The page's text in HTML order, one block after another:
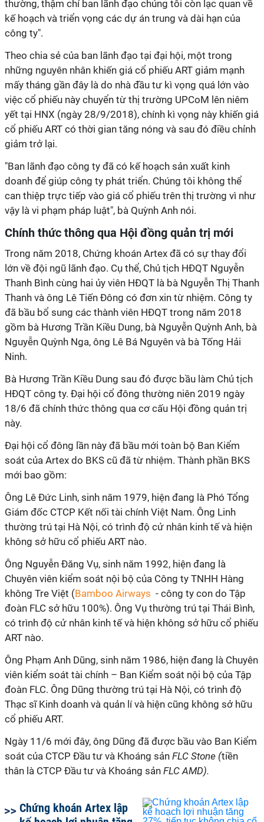
thường, thậm chí ban lãnh đạo chúng tôi còn lạc quan về
kế hoạch và triển vọng các dự án trung và dài hạn của
công ty".
Theo chia sẻ của ban lãnh đạo tại đại hội, một trong
những nguyên nhân khiến giá cổ phiếu ART giảm mạnh
mấy tháng gần đây là do nhà đầu tư kì vọng quá lớn vào
việc cổ phiếu này chuyển từ thị trường UPCoM lên niêm
yết tại HNX (ngày 28/9/2018), chính kì vọng này khiến giá
cổ phiếu ART có thời gian tăng nóng và sau đó điều chỉnh
giảm trở lại.
"Ban lãnh đạo công ty đã có kế hoạch sản xuất kinh
doanh để giúp công ty phát triển. Chúng tôi không thể
can thiệp trực tiếp vào giá cổ phiếu trên thị trường vì như
vậy là vi phạm pháp luật", bà Quỳnh Anh nói.
Chính thức thông qua Hội đồng quản trị mới
Trong năm 2018, Chứng khoán Artex đã có sự thay đổi
lớn về đội ngũ lãnh đạo. Cụ thể, Chủ tịch HĐQT Nguyễn
Thanh Bình cùng hai ủy viên HĐQT là bà Nguyễn Thị Thanh
Thanh và ông Lê Tiến Đông có đơn xin từ nhiệm. Công ty
đã bầu bổ sung các thành viên HĐQT trong năm 2018
gồm bà Hương Trần Kiều Dung, bà Nguyễn Quỳnh Anh, bà
Nguyễn Quỳnh Nga, ông Lê Bá Nguyên và bà Tống Hải
Ninh.
Bà Hương Trần Kiều Dung sau đó được bầu làm Chủ tịch
HĐQT công ty. Đại hội cổ đông thường niên 2019 ngày
18/6 đã chính thức thông qua cơ cấu Hội đồng quản trị
này.
Đại hội cổ đông lần này đã bầu mới toàn bộ Ban Kiểm
soát của Artex do BKS cũ đã từ nhiệm. Thành phần BKS
mới bao gồm:
Ông Lê Đức Linh, sinh năm 1979, hiện đang là Phó Tổng
Giám đốc CTCP Kết nối tài chính Việt Nam. Ông Linh
thường trú tại Hà Nội, có trình độ cử nhân kinh tế và hiện
không sở hữu cổ phiếu ART nào.
Ông Nguyễn Đăng Vụ, sinh năm 1992, hiện đang là
Chuyên viên kiểm soát nội bộ của Công ty TNHH Hàng
không Tre Việt (Bamboo Airways - công ty con do Tập
đoàn FLC sở hữu 100%). Ông Vụ thường trú tại Thái Bình,
có trình độ cử nhân kinh tế và hiện không sở hữu cổ phiếu
ART nào.
Ông Phạm Anh Dũng, sinh năm 1986, hiện đang là Chuyên
viên kiểm soát tài chính – Ban Kiểm soát nội bộ của Tập
đoàn FLC. Ông Dũng thường trú tại Hà Nội, có trình độ
Thạc sĩ Kinh doanh và quản lí và hiện cũng không sở hữu
cổ phiếu ART.
Ngày 11/6 mới đây, ông Dũng đã được bầu vào Ban Kiểm
soát của CTCP Đầu tư và Khoáng sản FLC Stone (tiền
thân là CTCP Đầu tư và Khoáng sản FLC AMD).
Chứng khoán Artex lập